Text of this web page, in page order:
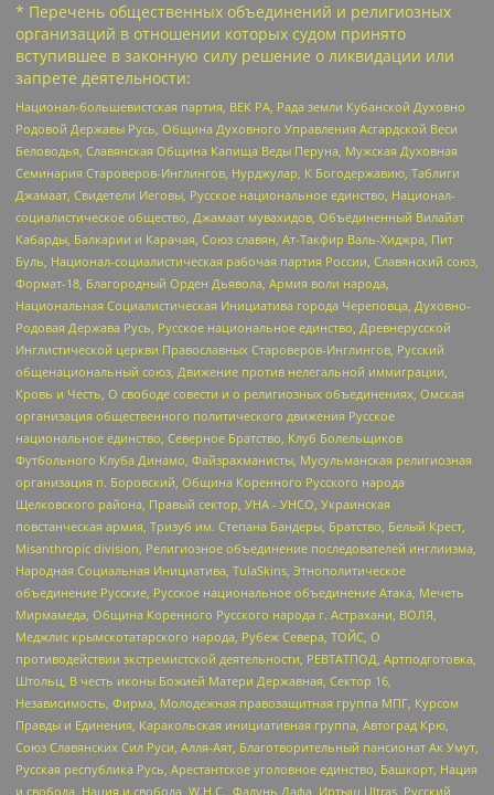
* Перечень общественных объединений и религиозных
организаций в отношении которых судом принято
вступившее в законную силу решение о ликвидации или
запрете деятельности:
Национал-большевистская партия, ВЕК РА, Рада земли Кубанской Духовно
Родовой Державы Русь, Община Духовного Управления Асгардской Веси
Беловодья, Славянская Община Капища Веды Перуна, Мужская Духовная
Семинария Староверов-Инглингов, Нурджулар, К Богодержавию, Таблиги
Джамаат, Свидетели Иеговы, Русское национальное единство, Национал-
социалистическое общество, Джамаат мувахидов, Объединенный Вилайат
Кабарды, Балкарии и Карачая, Союз славян, Ат-Такфир Валь-Хиджра, Пит
Буль, Национал-социалистическая рабочая партия России, Славянский союз,
Формат-18, Благородный Орден Дьявола, Армия воли народа,
Национальная Социалистическая Инициатива города Череповца, Духовно-
Родовая Держава Русь, Русское национальное единство, Древнерусской
Инглистической церкви Православных Староверов-Инглингов, Русский
общенациональный союз, Движение против нелегальной иммиграции,
Кровь и Честь, О свободе совести и о религиозных объединениях, Омская
организация общественного политического движения Русское
национальное единство, Северное Братство, Клуб Болельщиков
Футбольного Клуба Динамо, Файзрахманисты, Мусульманская религиозная
организация п. Боровский, Община Коренного Русского народа
Щелковского района, Правый сектор, УНА - УНСО, Украинская
повстанческая армия, Тризуб им. Степана Бандеры, Братство, Белый Крест,
Misanthropic division, Религиозное объединение последователей инглиизма,
Народная Социальная Инициатива, TulaSkins, Этнополитическое
объединение Русские, Русское национальное объединение Атака, Мечеть
Мирмамеда, Община Коренного Русского народа г. Астрахани, ВОЛЯ,
Меджлис крымскотатарского народа, Рубеж Севера, ТОЙС, О
противодействии экстремистской деятельности, РЕВТАТПОД, Артподготовка,
Штольц, В честь иконы Божией Матери Державная, Сектор 16,
Независимость, Фирма, Молодежная правозащитная группа МПГ, Курсом
Правды и Единения, Каракольская инициативная группа, Автоград Крю,
Союз Славянских Сил Руси, Алля-Аят, Благотворительный пансионат Ак Умут,
Русская республика Русь, Арестантское уголовное единство, Башкорт, Нация
и свобода, Нация и свобода, W.H.С., Фалунь Дафа, Иртыш Ultras, Русский